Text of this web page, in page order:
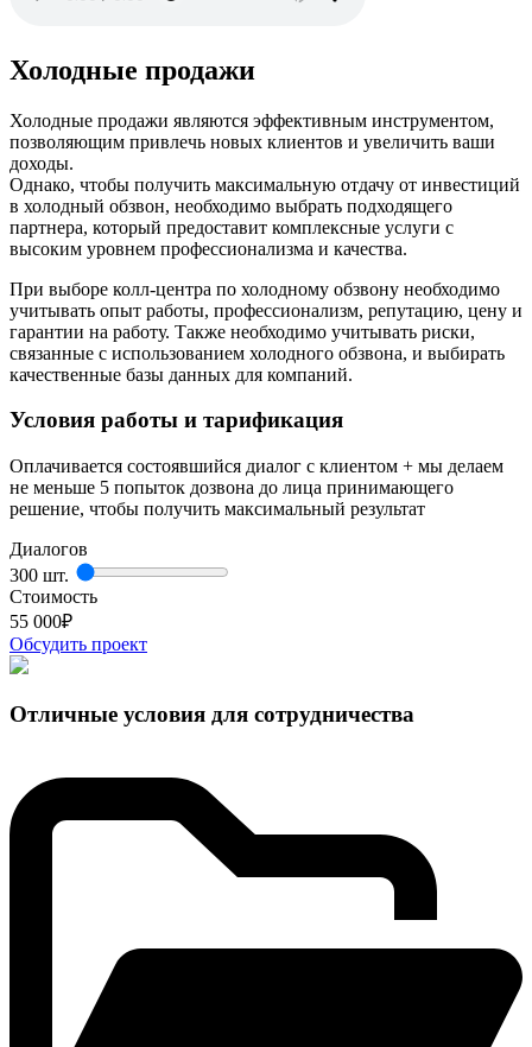
Холодные продажи
Холодные продажи являются эффективным инструментом,
позволяющим привлечь новых клиентов и увеличить ваши
доходы.
Однако, чтобы получить максимальную отдачу от инвестиций
в холодный обзвон, необходимо выбрать подходящего
партнера, который предоставит комплексные услуги с
высоким уровнем профессионализма и качества.
При выборе колл-центра по холодному обзвону необходимо
учитывать опыт работы, профессионализм, репутацию, цену и
гарантии на работу. Также необходимо учитывать риски,
связанные с использованием холодного обзвона, и выбирать
качественные базы данных для компаний.
Условия работы и тарификация
Оплачивается состоявшийся диалог с клиентом + мы делаем
не меньше 5 попыток дозвона до лица принимающего
решение, чтобы получить максимальный результат
Диалогов
300 шт.
Стоимость
55 000₽
Обсудить проект
Отличные условия для сотрудничества